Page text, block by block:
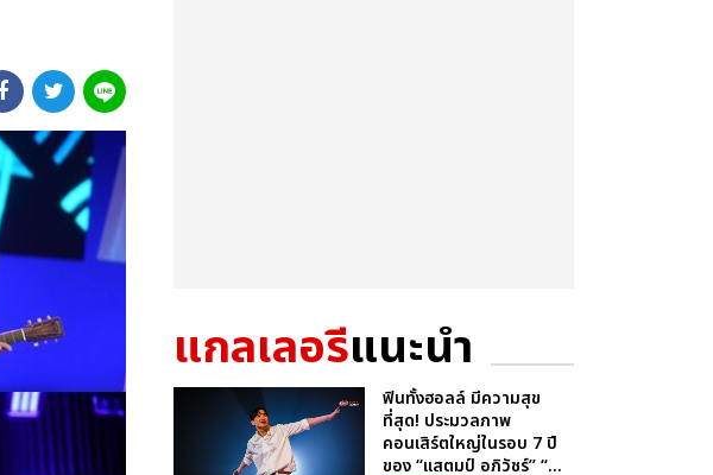
แกลเลอรีแนะนำ
ฟินทั้งฮอลล์ มีความสุข
ที่สุด! ประมวลภาพ
คอนเสิร์ตใหญ่ในรอบ 7 ปี
ของ “แสตมป์ อภิวัชร์” “...